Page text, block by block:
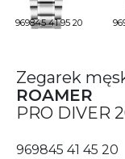
969845 41 95 20
Zegarek
ROAMER
PRO DIVER
969845 41 45 20